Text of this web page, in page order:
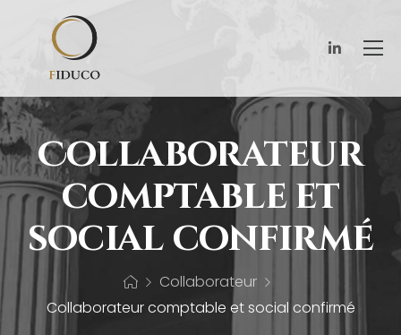
Collaborateur
comptable et
social confirmé
Collaborateur
Collaborateur comptable et social confirmé